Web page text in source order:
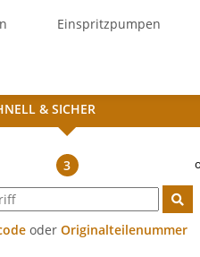
Einspritzpumpen
& SICHER
3
oder Originalteilenummer